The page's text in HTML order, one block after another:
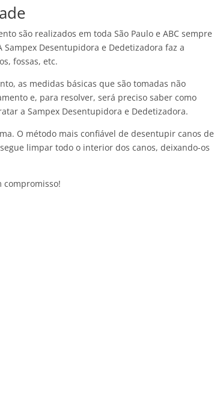
são realizados em toda São Paulo e ABC sempre
Desentupidora e Dedetizadora faz a
fossas, etc.
as medidas básicas que são tomadas não
e, para resolver, será preciso saber como
a Sampex Desentupidora e Dedetizadora.
O método mais confiável de desentupir canos de
limpar todo o interior dos canos, deixando-os
compromisso!